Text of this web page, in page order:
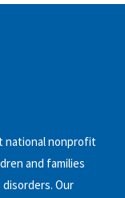
national nonprofit
and families
Our